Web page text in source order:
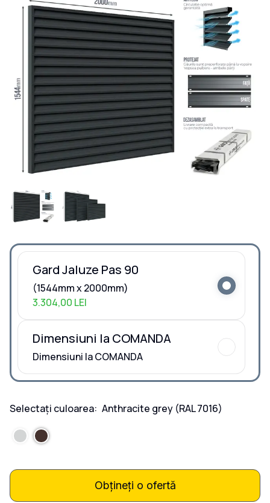
Gard Jaluze Pas 90
(1544mm x 2000mm)
3.304,00 LEI
Dimensiuni la COMANDA
Dimensiuni la COMANDA
Selectați culoarea: Anthracite grey (RAL 7016)
Obțineți o ofertă